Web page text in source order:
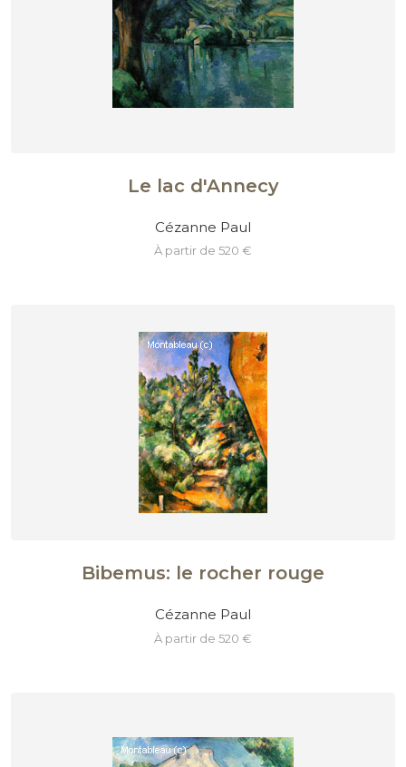
Le lac d'Annecy
Cézanne Paul
à partir de 520 €
Bibemus: le rocher rouge
Cézanne Paul
à partir de 520 €